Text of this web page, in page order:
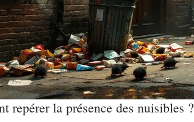
repérer la présence des nuisibles ?